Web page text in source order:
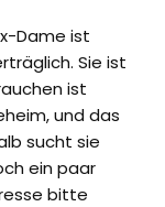
Dame ist
Sie ist
ist
und das
sucht sie
ein paar
bitte